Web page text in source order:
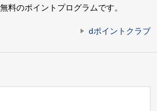
料のポイントプログラムです。
dポイントクラブ